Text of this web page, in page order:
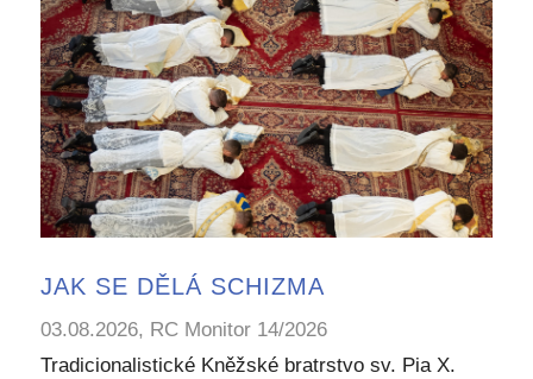
JAK SE DĚLÁ SCHIZMA
03.08.2026, RC Monitor 14/2026
Tradicionalistické Kněžské bratrstvo sv. Pia X.